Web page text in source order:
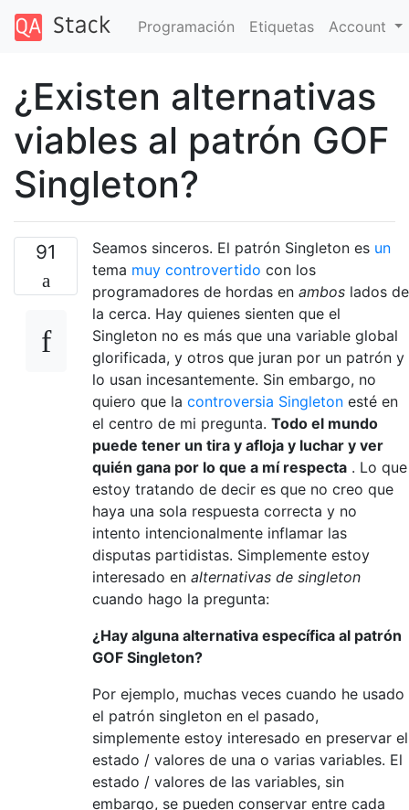
Programación Etiquetas Account
¿Existen alternativas
viables al patrón GOF
Singleton?
91 Seamos sinceros. El patrón Singleton es un
tema muy controvertido con los
programadores de hordas en ambos lados de
la cerca. Hay quienes sienten que el
Singleton no es más que una variable global
glorificada, y otros que juran por un patrón y
lo usan incesantemente. Sin embargo, no
quiero que la controversia Singleton esté en
el centro de mi pregunta. Todo el mundo
puede tener un tira y afloja y luchar y ver
quién gana por lo que a mí respecta . Lo que
estoy tratando de decir es que no creo que
haya una sola respuesta correcta y no
intento intencionalmente inflamar las
disputas partidistas. Simplemente estoy
interesado en alternativas de singleton
cuando hago la pregunta:
¿Hay alguna alternativa específica al patrón
GOF Singleton?
Por ejemplo, muchas veces cuando he usado
el patrón singleton en el pasado,
simplemente estoy interesado en preservar el
estado / valores de una o varias variables. El
estado / valores de las variables, sin
embargo, se pueden conservar entre cada